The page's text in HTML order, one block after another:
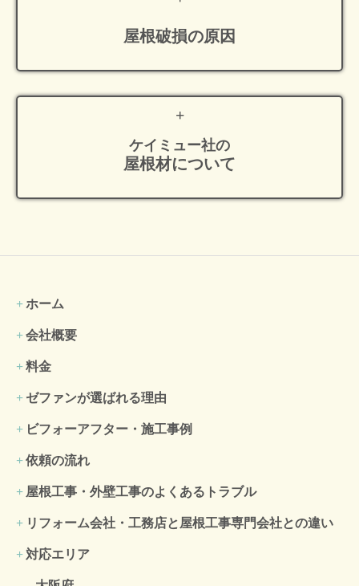
屋根破損の原因
ケイミュー社の
屋根材について
ホーム
会社概要
料金
ゼファンが選ばれる理由
ビフォーアフター・施工事例
依頼の流れ
屋根工事・外壁工事のよくある トラブル
リフォーム会社・工務店と屋根工事専門会社との違い
対応エリア